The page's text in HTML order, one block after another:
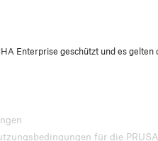
Enterprise geschützt und es gelten
für die